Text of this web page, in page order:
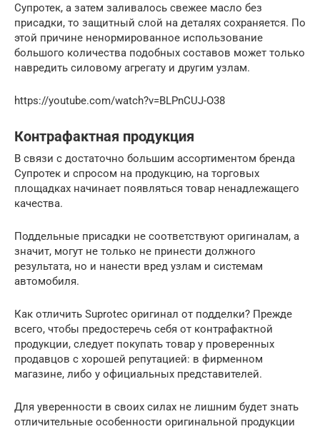
Супротек, а затем заливалось свежее масло без
присадки, то защитный слой на деталях сохраняется. По
этой причине ненормированное использование
большого количества подобных составов может только
навредить силовому агрегату и другим узлам.
https://youtube.com/watch?v=BLPnCUJ-O38
Контрафактная продукция
В связи с достаточно большим ассортиментом бренда
Супротек и спросом на продукцию, на торговых
площадках начинает появляться товар ненадлежащего
качества.
Поддельные присадки не соответствуют оригиналам, а
значит, могут не только не принести должного
результата, но и нанести вред узлам и системам
автомобиля.
Как отличить Suprotec оригинал от подделки? Прежде
всего, чтобы предостеречь себя от контрафактной
продукции, следует покупать товар у проверенных
продавцов с хорошей репутацией: в фирменном
магазине, либо у официальных представителей.
Для уверенности в своих силах не лишним будет знать
отличительные особенности оригинальной продукции